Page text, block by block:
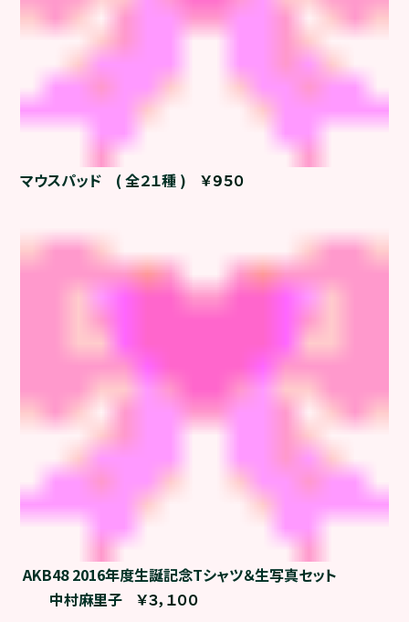
マウスパッド ( 全２１種 ) ￥９５０
AKB48 2016年度生誕記念Tシャツ＆生写真セット
中村麻里子
￥３，１００